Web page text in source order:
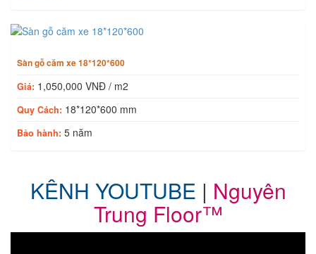
Sàn gỗ căm xe 18*120*600
Giá: 1,050,000 VNĐ / m2
Quy Cách: 18*120*600 mm
Bảo hành: 5 năm
KÊNH YOUTUBE | Nguyên
Trung Floor™